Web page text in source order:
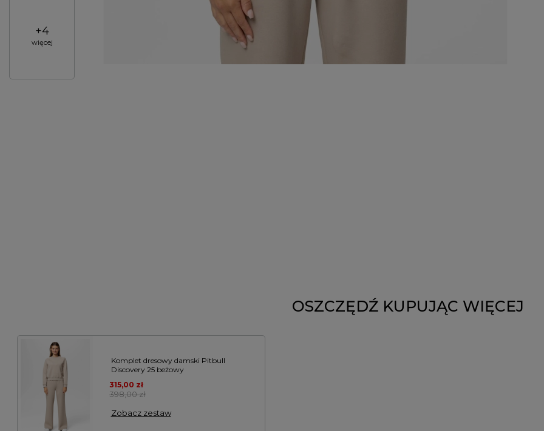
+4
więcej
OSZCZĘDŹ KUPUJĄC WIĘCEJ
Komplet dresowy damski Pitbull
Discovery 25 beżowy
398,00 zł
315,00 zł
Zobacz zestaw